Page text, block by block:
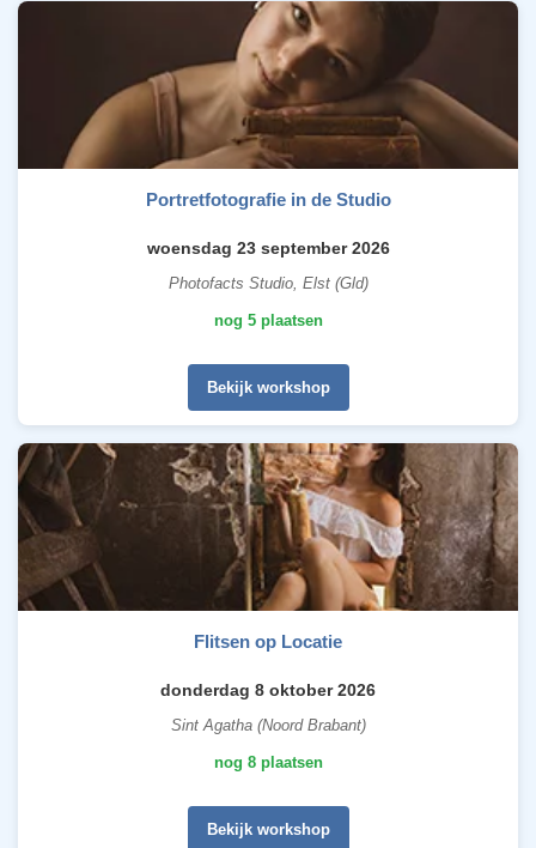
Portretfotografie in de Studio
woensdag 23 september 2026
Photofacts Studio, Elst (Gld)
nog 5 plaatsen
Bekijk workshop
Flitsen op Locatie
donderdag 8 oktober 2026
Sint Agatha (Noord Brabant)
nog 8 plaatsen
Bekijk workshop